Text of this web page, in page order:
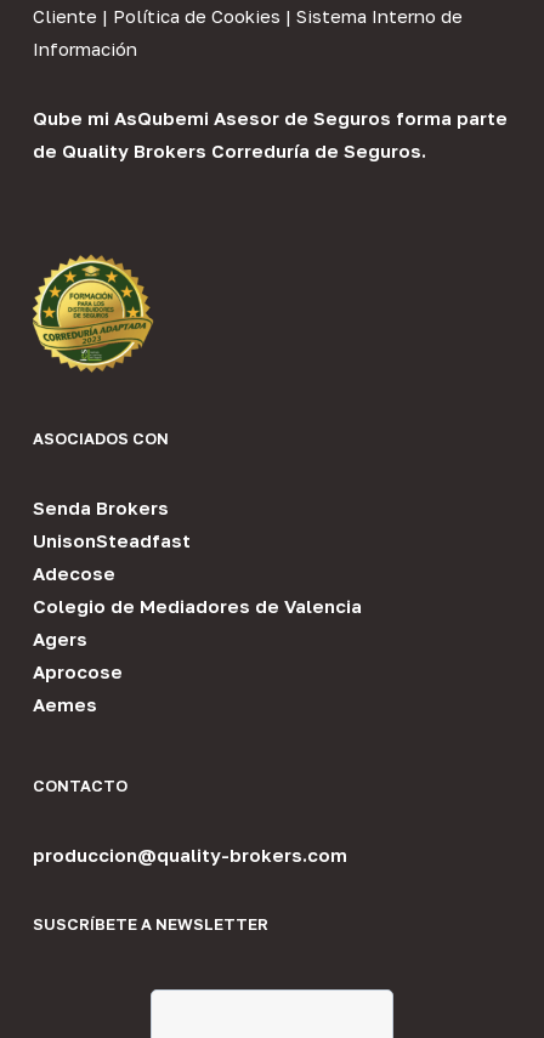
Cliente | Política de Cookies | Sistema Interno de
Información
Qube mi AsQubemi Asesor de Seguros forma parte
de Quality Brokers Correduría de Seguros.
ASOCIADOS CON
Senda Brokers
UnisonSteadfast
Adecose
Colegio de Mediadores de Valencia
Agers
Aprocose
Aemes
CONTACTO
produccion@quality-brokers.com
SUSCRÍBETE A NEWSLETTER